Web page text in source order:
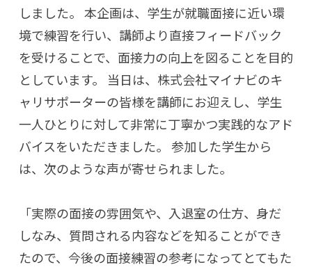
しました。 本企画は、学生が就職面接に近い環
境で練習を行い、講師より直接フィードバック
を受けることで、面接力の向上を図ることを目的
としています。 当日は、株式会社マイナビのキ
ャリサポーターの皆様を講師にお迎えし、学生
一人ひとりに対して非常に丁寧かつ実践的なアド
バイスをいただきました。 参加した学生から
は、次のような声が寄せられました。
「実際の面接の雰囲気や、入退室の仕方、身だ
しなみ、質問される内容などを知ることができ
たので、今後の面接練習の参考になってとてもた